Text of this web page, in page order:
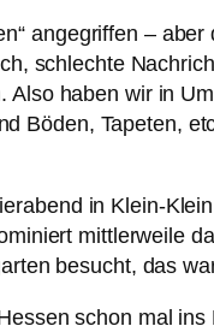
angegriffen –
schlechte
haben wir in
Böden, Tapeten,
in Klein-
mittlerweile
besucht, das
schon mal